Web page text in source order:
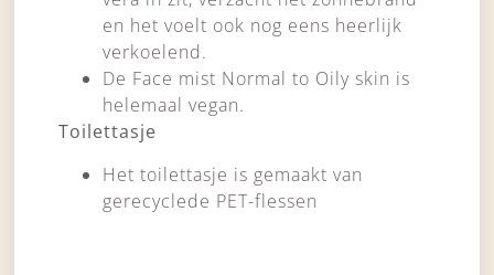
en het voelt ook nog eens heerlijk
verkoelend.
De Face mist Normal to Oily skin is
helemaal vegan.
Toilettasje
Het toilettasje is gemaakt van
gerecyclede PET-flessen